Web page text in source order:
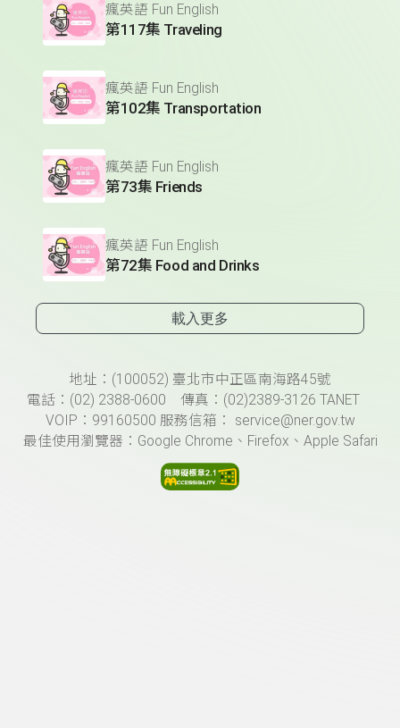
瘋英語 Fun English
第117集 Traveling
瘋英語 Fun English
第102集 Transportation
瘋英語 Fun English
第73集 Friends
瘋英語 Fun English
第72集 Food and Drinks
載入更多
頁尾資訊地址：(100052) 臺北市中正區南海路45號
電話：(02) 2388-0600 傳真：(02)2389-3126 TANET
VOIP：99160500 服務信箱： service@ner.gov.tw
最佳使用瀏覽器：Google Chrome、Firefox、Apple Safari